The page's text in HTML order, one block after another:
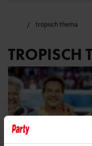
tropisch thema
TROPISCH